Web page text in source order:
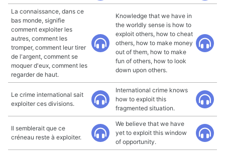
La connaissance, dans ce
bas monde, signifie
comment exploiter les
autres, comment les
tromper, comment leur tirer
de l'argent, comment se
moquer d'eux, comment les
regarder de haut.
Knowledge that we have in
the worldly sense is how to
exploit others, how to cheat
others, how to make money
out of them, how to make
fun of others, how to look
down upon others.
Le crime international sait
exploiter ces divisions.
International crime knows
how to exploit this
fragmented situation.
Il semblerait que ce
créneau reste à exploiter.
We believe that we have
yet to exploit this window
of opportunity.